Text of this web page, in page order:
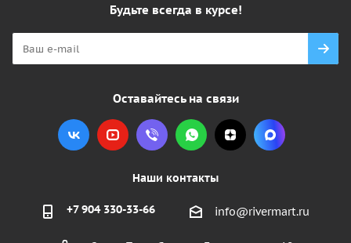
Будьте всегда в курсе!
Оставайтесь на связи
Наши контакты
+7 904 330-33-66 info@rivermart.ru